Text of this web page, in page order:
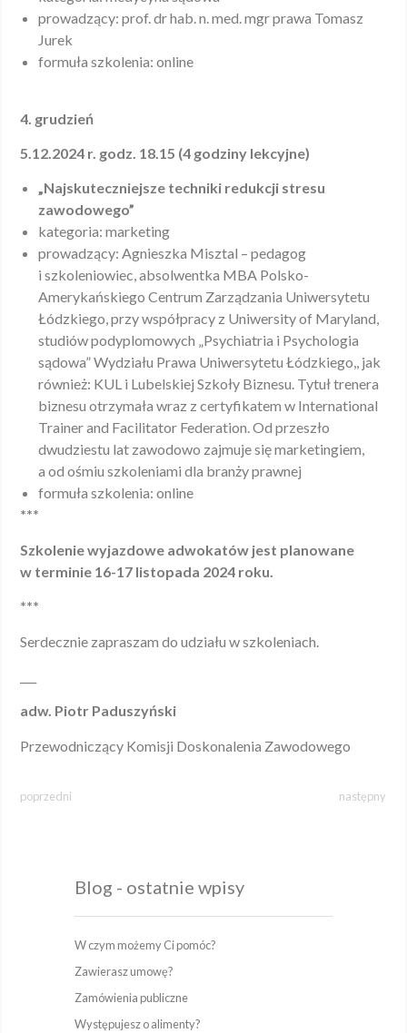
prowadzący: prof. dr hab. n. med. mgr prawa Tomasz
Jurek
formuła szkolenia: online
4. grudzień
5.12.2024 r. godz. 18.15 (4 godziny lekcyjne)
„Najskuteczniejsze techniki redukcji stresu
zawodowego”
kategoria: marketing
prowadzący: Agnieszka Misztal – pedagog
i szkoleniowiec, absolwentka MBA Polsko-
Amerykańskiego Centrum Zarządzania Uniwersytetu
Łódzkiego, przy współpracy z Uniwersity of Maryland,
studiów podyplomowych „Psychiatria i Psychologia
sądowa” Wydziału Prawa Uniwersytetu Łódzkiego,, jak
również: KUL i Lubelskiej Szkoły Biznesu. Tytuł trenera
biznesu otrzymała wraz z certyfikatem w International
Trainer and Facilitator Federation. Od przeszło
dwudziestu lat zawodowo zajmuje się marketingiem,
a od ośmiu szkoleniami dla branży prawnej
formuła szkolenia: online
***
Szkolenie wyjazdowe adwokatów jest planowane
w terminie 16-17 listopada 2024 roku.
***
Serdecznie zapraszam do udziału w szkoleniach.
adw. Piotr Paduszyński
Przewodniczący Komisji Doskonalenia Zawodowego
poprzedni następny
Blog - ostatnie wpisy
W czym możemy Ci pomóc?
Zawierasz umowę?
Zamówienia publiczne
Występujesz o alimenty?